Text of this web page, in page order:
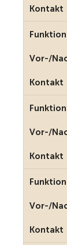
Kontakt
Funktion
Vor-/
Kontakt
Funktion
Vor-/
Kontakt
Funktion
Vor-/
Kontakt